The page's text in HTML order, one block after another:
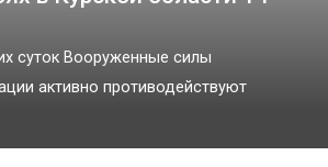
суток Вооруженные силы
активно противодействуют